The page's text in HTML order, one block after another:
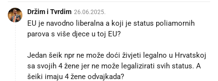
Držim i Tvrdim 26.06.2025.
EU je navodno liberalna a koji je status poliamornih
parova s više djece u toj EU?
Jedan šeik npr ne može doći živjeti legalno u Hrvatskoj
sa svojih 4 žene jer ne može legalizirati svih status. A
šeiki imaju 4 žene odvajkada?